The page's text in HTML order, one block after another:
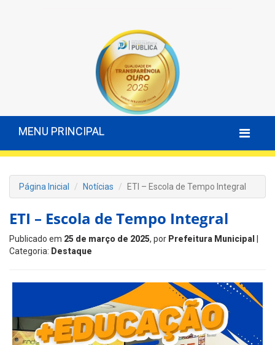
MENU PRINCIPAL
Página Inicial Notícias ETI – Escola de Tempo Integral
ETI – Escola de Tempo Integral
Publicado em 25 de março de 2025, por Prefeitura Municipal
Categoria: Destaque